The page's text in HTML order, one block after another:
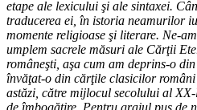
etape ale lexicului şi ale sintaxei.
traducerea ei, în istoria neamurilor
momente religioase şi literare. Ne-
umplem sacrele măsuri ale Cărţii
româneşti, aşa cum am deprins-o
învăţat-o din cărţile clasicilor români
astăzi, către mijlocul secolului al